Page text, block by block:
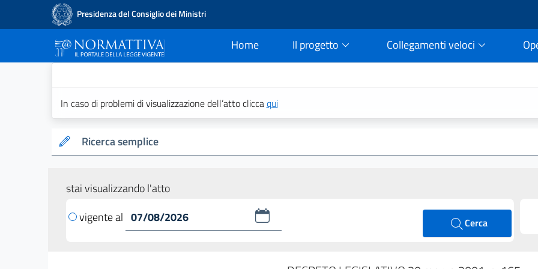
Presidenza del Consiglio dei Ministri
Home
current Il progetto Collegamenti veloci
In caso di problemi di visualizzazione dell’atto cliccaqui
Ricerca semplice
stai visualizzando l'atto
vigente al
Cerca